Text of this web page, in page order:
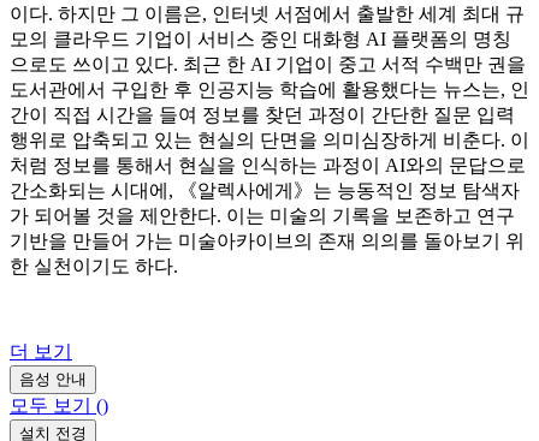
이다. 하지만 그 이름은, 인터넷 서점에서 출발한 세계 최대 규
모의 클라우드 기업이 서비스 중인 대화형 AI 플랫폼의 명칭
으로도 쓰이고 있다. 최근 한 AI 기업이 중고 서적 수백만 권을
도서관에서 구입한 후 인공지능 학습에 활용했다는 뉴스는, 인
간이 직접 시간을 들여 정보를 찾던 과정이 간단한 질문 입력
행위로 압축되고 있는 현실의 단면을 의미심장하게 비춘다. 이
처럼 정보를 통해서 현실을 인식하는 과정이 AI와의 문답으로
간소화되는 시대에, 《알렉사에게》는 능동적인 정보 탐색자
가 되어볼 것을 제안한다. 이는 미술의 기록을 보존하고 연구
기반을 만들어 가는 미술아카이브의 존재 의의를 돌아보기 위
한 실천이기도 하다.
더 보기
음성 안내
모두 보기 ()
설치 전경